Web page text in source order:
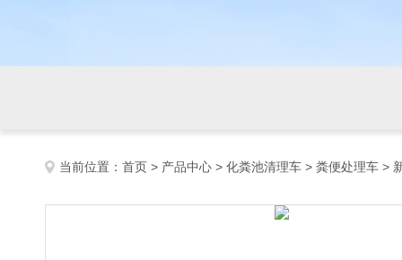
当前位置： 首页 > 产品中心 > 化粪池清理车 > 粪便处理车 >